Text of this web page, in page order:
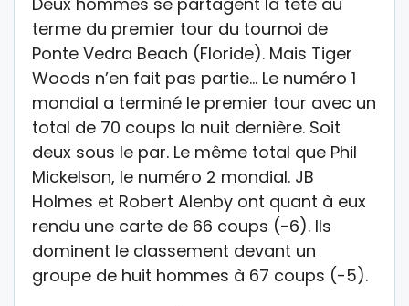
terme du premier tour du tournoi de
Ponte Vedra Beach (Floride). Mais Tiger
Woods n’en fait pas partie… Le numéro 1
mondial a terminé le premier tour avec un
total de 70 coups la nuit dernière. Soit
deux sous le par. Le même total que Phil
Mickelson, le numéro 2 mondial. JB
Holmes et Robert Alenby ont quant à eux
rendu une carte de 66 coups (-6). Ils
dominent le classement devant un
groupe de huit hommes à 67 coups (-5).